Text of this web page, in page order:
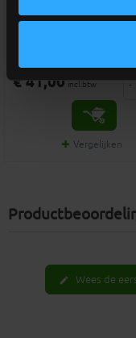
Gebogen deurkruk + rozet
slot
€ 41,00 incl.btw -
Vergelijken
edit Wees de